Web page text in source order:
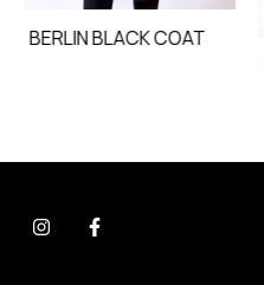
BERLIN BLACK COAT